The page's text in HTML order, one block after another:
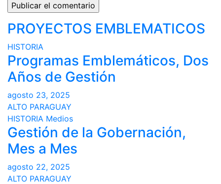
PROYECTOS EMBLEMATICOS
HISTORIA
Programas Emblemáticos, Dos
Años de Gestión
agosto 23, 2025
ALTO PARAGUAY
HISTORIA Medios
Gestión de la Gobernación,
Mes a Mes
agosto 22, 2025
ALTO PARAGUAY